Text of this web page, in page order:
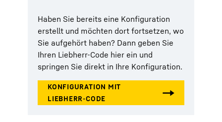
Haben Sie bereits eine Konfiguration
erstellt und möchten dort fortsetzen, wo
Sie aufgehört haben? Dann geben Sie
Ihren Liebherr-Code hier ein und
springen Sie direkt in Ihre Konfiguration.